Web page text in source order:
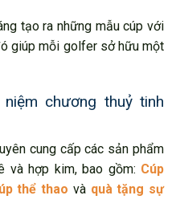
tạo ra những mẫu cúp với
giúp mỗi golfer sở hữu một
chương thuỷ tinh
cung cấp các sản phẩm
và hợp kim, bao gồm: Cúp
thể thao và quà tặng sự